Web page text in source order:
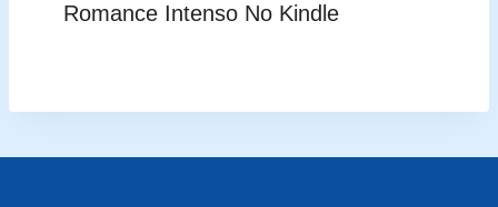
Romance Intenso No Kindle